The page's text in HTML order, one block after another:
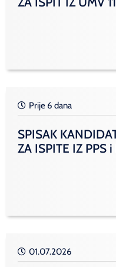
Prije 6 dana
SPISAK
ZA ISPITE IZ PPS
01.07.2026